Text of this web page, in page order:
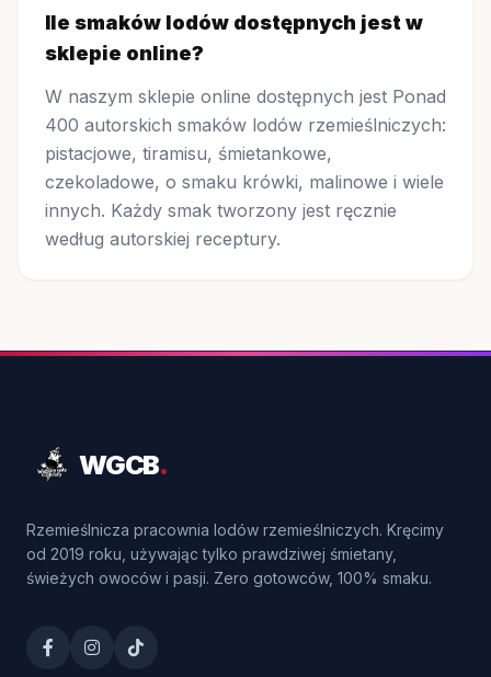
Ile smaków lodów dostępnych jest w
sklepie online?
W naszym sklepie online dostępnych jest Ponad
400 autorskich smaków lodów rzemieślniczych:
pistacjowe, tiramisu, śmietankowe,
czekoladowe, o smaku krówki, malinowe i wiele
innych. Każdy smak tworzony jest ręcznie
według autorskiej receptury.
WGCB.
Rzemieślnicza pracownia lodów rzemieślniczych. Kręcimy
od 2019 roku, używając tylko prawdziwej śmietany,
świeżych owoców i pasji. Zero gotowców, 100% smaku.